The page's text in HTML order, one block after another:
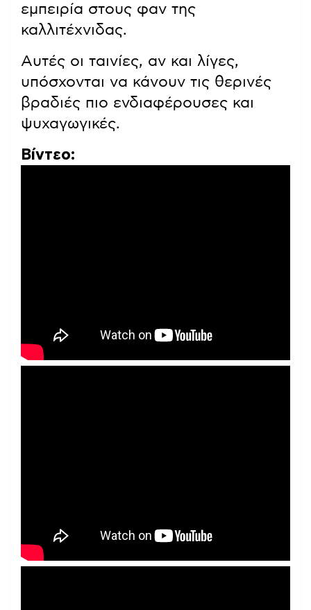
εμπειρία στους φαν της
καλλιτέχνιδας.
Αυτές οι ταινίες, αν και λίγες,
υπόσχονται να κάνουν τις θερινές
βραδιές πιο ενδιαφέρουσες και
ψυχαγωγικές.
Βίντεο: